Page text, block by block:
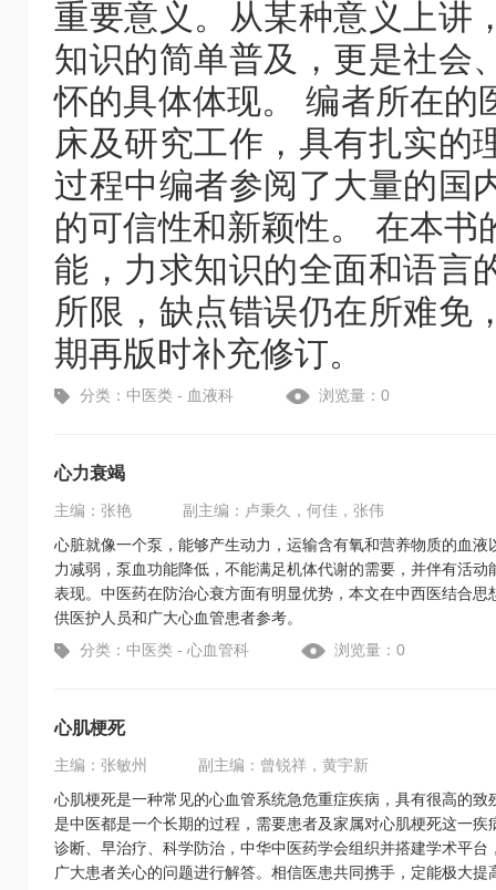
重要意义。从某种意义上讲
知识的简单普及，更是社会
怀的具体体现。 编者所在的
床及研究工作，具有扎实的
过程中编者参阅了大量的国
的可信性和新颖性。 在本
能，力求知识的全面和语言
所限，缺点错误仍在所难免
期再版时补充修订。
分类：中医类 - 血液科 浏览量：0
心力衰竭
主编：张艳
副主编：卢秉久，何佳，张伟
心脏就像一个泵，能够产生动力，运输含有氧和营养物质的血
力减弱，泵血功能降低，不能满足机体代谢的需要，并伴有活
表现。中医药在防治心衰方面有明显优势，本文在中西医结合
供医护人员和广大心血管患者参考。
分类：中医类 - 心血管科
浏览量：0
心肌梗死
主编：张敏州
副主编：曾锐祥，黄宇新
心肌梗死是一种常见的心血管系统急危重症疾病，具有很高的
是中医都是一个长期的过程，需要患者及家属对心肌梗死这一
诊断、早治疗、科学防治，中华中医药学会组织并搭建学术平
广大患者关心的问题进行解答。相信医患共同携手，定能极大